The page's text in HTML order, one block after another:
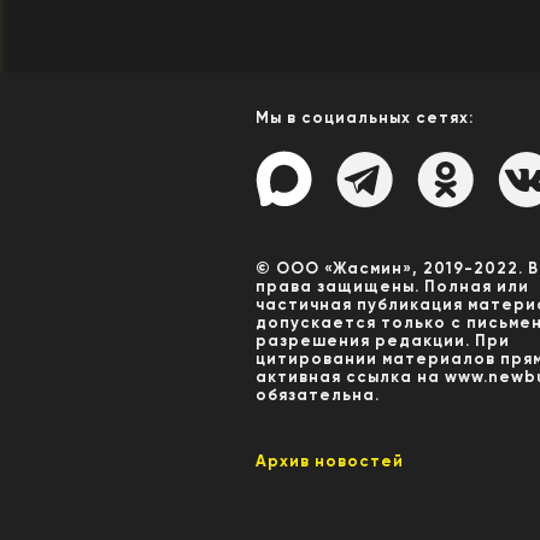
Мы в социальных сетях:
© ООО «Жасмин», 2019-2022.
права защищены. Полная или
частичная публикация
допускается только с
разрешения редакции. При
цитировании материалов
активная ссылка на
обязательна.
Архив новостей